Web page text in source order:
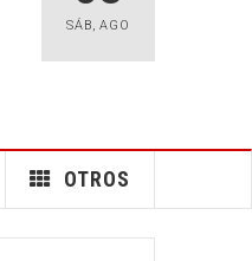
SÁB, AGO
OTROS